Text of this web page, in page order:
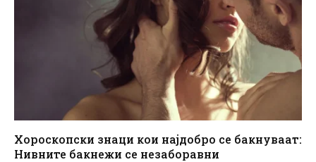
Хороскопски знаци кои најдобро се бакнуваат:
Нивните бакнежи се незаборавни